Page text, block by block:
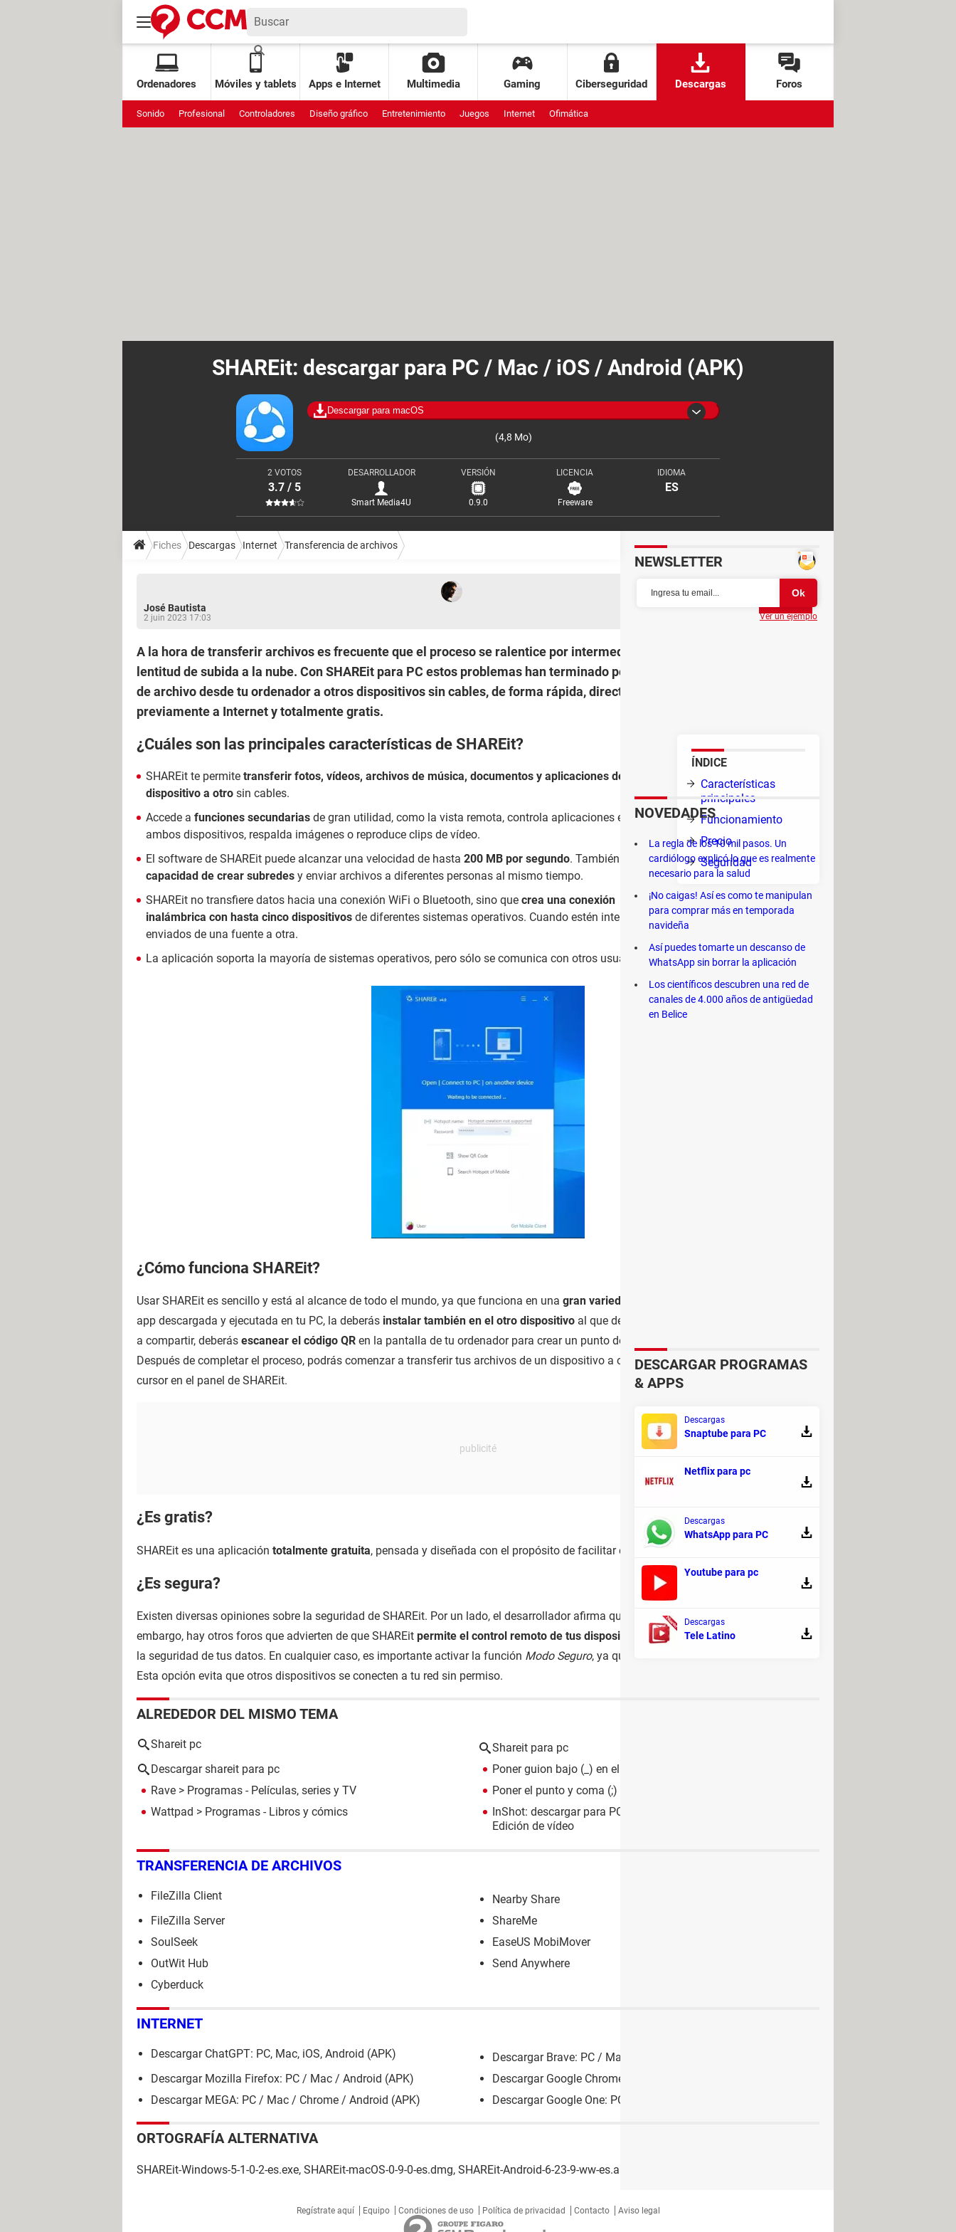
Ordenadores Móviles y tablets Apps e Internet Multimedia Gaming Ciberseguridad Descargas Foros
Sonido Profesional Controladores Diseño gráfico Entretenimiento Juegos Internet Ofimática
SHAREit: descargar para PC / Mac / iOS / Android (APK)
Descargar para macOS
(4,8 Mo)
2 VOTOS
3.7 / 5
DESARROLLADOR
Smart Media4U
VERSIÓN
0.9.0
LICENCIA
Freeware
IDIOMA
ES
Fiches Descargas Internet Transferencia de archivos
José Bautista
2 juin 2023 17:03
Partager
A la hora de transferir archivos es frecuente que el proceso se ralentice por intermediarios, limitaciones de descarga o
lentitud de subida a la nube. Con SHAREit para PC estos problemas han terminado porque puedes pasar cualquier tipo
de archivo desde tu ordenador a otros dispositivos sin cables, de forma rápida, directa, sin necesidad de subirlos
previamente a Internet y totalmente gratis.
ÍNDICE
Características
principales
Funcionamiento
Precio
Seguridad
¿Cuáles son las principales características de SHAREit?
SHAREit te permite transferir fotos, vídeos, archivos de música, documentos y aplicaciones de un
dispositivo a otro sin cables.
Accede a funciones secundarias de gran utilidad, como la vista remota, controla aplicaciones en
ambos dispositivos, respalda imágenes o reproduce clips de vídeo.
El software de SHAREit puede alcanzar una velocidad de hasta 200 MB por segundo. También tiene la
capacidad de crear subredes y enviar archivos a diferentes personas al mismo tiempo.
SHAREit no transfiere datos hacia una conexión WiFi o Bluetooth, sino que crea una conexión
inalámbrica con hasta cinco dispositivos de diferentes sistemas operativos. Cuando estén interconectados, tus archivos podrán ser
enviados de una fuente a otra.
La aplicación soporta la mayoría de sistemas operativos, pero sólo se comunica con otros usuarios de SHAREit.
¿Cómo funciona SHAREit?
Usar SHAREit es sencillo y está al alcance de todo el mundo, ya que funciona en una gran variedad de plataformas
app descargada y ejecutada en tu PC, la deberás instalar también en el otro dispositivo al que desees transferir archivos. Para empezar
a compartir, deberás escanear el código QR en la pantalla de tu ordenador para crear un punto de acceso y conectar ambos aparatos.
Después de completar el proceso, podrás comenzar a transferir tus archivos de un dispositivo a otro, arrastrándolos y soltándolos con el
cursor en el panel de SHAREit.
¿Es gratis?
SHAREit es una aplicación totalmente gratuita, pensada y diseñada con el propósito de facilitar el envío y la recepción de archivos.
¿Es segura?
Existen diversas opiniones sobre la seguridad de SHAREit. Por un lado, el desarrollador afirma que es una aplicación segura. Sin
embargo, hay otros foros que advierten de que SHAREit permite el control remoto de tus dispositivos sin avisar, lo que pone en riesgo
la seguridad de tus datos. En cualquier caso, es importante activar la función Modo Seguro, ya que por defecto está desconfigurada.
Esta opción evita que otros dispositivos se conecten a tu red sin permiso.
ALREDEDOR DEL MISMO TEMA
Shareit pc
Shareit para pc
Descargar shareit para pc
Poner guion bajo (_) en el teclado: PC, Mac, inglés, móvil
Rave > Programas - Películas, series y TV Poner el punto y coma (;) en el teclado: español, inglés...
Wattpad > Programas - Libros y cómics InShot: descargar para PC, Mac, Android (APK)
Edición de vídeo
TRANSFERENCIA DE ARCHIVOS
FileZilla Client
Nearby Share
FileZilla Server
ShareMe
SoulSeek
EaseUS MobiMover
OutWit Hub
Send Anywhere
Cyberduck
INTERNET
Descargar ChatGPT: PC, Mac, iOS, Android (APK)
Descargar Brave: PC / Mac / Android (APK)
Descargar Mozilla Firefox: PC / Mac / Android (APK)
Descargar Google Chrome: PC / Mac / Android (APK)
Descargar MEGA: PC / Mac / Chrome / Android (APK)
Descargar Google One: PC / Mac / Android (APK)
ORTOGRAFÍA ALTERNATIVA
SHAREit-Windows-5-1-0-2-es.exe, SHAREit-macOS-0-9-0-es.dmg, SHAREit-Android-6-23-9-ww-es.apk
NEWSLETTER
Ver un ejemplo
NOVEDADES
La regla de los 10 mil pasos. Un
cardiólogo explicó lo que es realmente
necesario para la salud
¡No caigas! Así es como te manipulan
para comprar más en temporada
navideña
Así puedes tomarte un descanso de
WhatsApp sin borrar la aplicación
Los científicos descubren una red de
canales de 4.000 años de antigüedad
en Belice
DESCARGAR PROGRAMAS
& APPS
Descargas
Snaptube para PC
Netflix para pc
Descargas
WhatsApp para PC
Youtube para pc
Descargas
Tele Latino
Regístrate aquí Equipo Condiciones de uso Política de privacidad Contacto Aviso legal